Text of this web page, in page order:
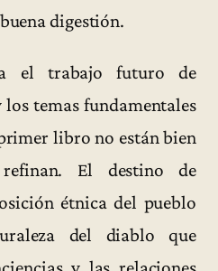
digestión.
el trabajo futuro de
los temas fundamentales
libro no están bien
El destino de
étnica del pueblo
del diablo que